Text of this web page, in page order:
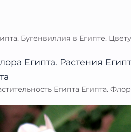
Бугенвиллия в Египте.
Египта Египта.